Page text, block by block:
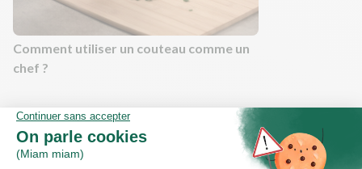
Comment utiliser un couteau comme un
chef ?
Valeurs nutritionnelles